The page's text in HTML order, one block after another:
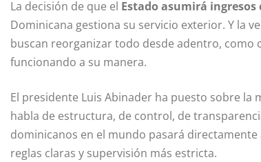
La decisión de que el Estado asumirá ingresos
Dominicana gestiona su servicio exterior. Y la
buscan reorganizar todo desde adentro, como
funcionando a su manera.
El presidente Luis Abinader ha puesto sobre la
habla de estructura, de control, de
dominicanos en el mundo pasará
reglas claras y supervisión más estricta.